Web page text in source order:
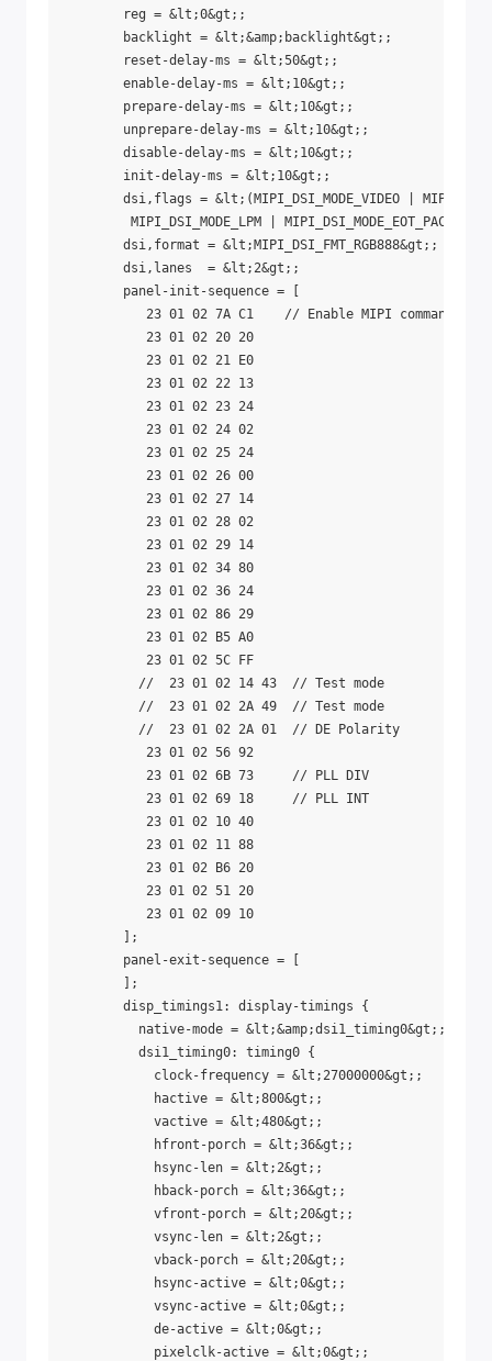
reg = &lt;0&gt;;
backlight = &lt;&amp;backlight&gt;;
reset-delay-ms = &lt;50&gt;;
enable-delay-ms = &lt;10&gt;;
prepare-delay-ms = &lt;10&gt;;
unprepare-delay-ms = &lt;10&gt;;
disable-delay-ms = &lt;10&gt;;
init-delay-ms = &lt;10&gt;;
dsi,flags = &lt;(MIPI_DSI_MODE_VIDEO |
MIPI_DSI_MODE_LPM |
dsi,format = &lt;MIPI_DSI_FMT_RGB888&gt;;
dsi,lanes  = &lt;2&gt;;
panel-init-sequence = [
23 01 02 7A C1    // Enable MIPI command
23 01 02 20 20
23 01 02 21 E0
23 01 02 22 13
23 01 02 23 24
23 01 02 24 02
23 01 02 25 24
23 01 02 26 00
23 01 02 27 14
23 01 02 28 02
23 01 02 29 14
23 01 02 34 80
23 01 02 36 24
23 01 02 86 29
23 01 02 B5 A0
23 01 02 5C FF
//  23 01 02 14 43  // Test mode
//  23 01 02 2A 49  // Test mode
//  23 01 02 2A 01  // DE Polarity
23 01 02 56 92
23 01 02 6B 73     // PLL DIV
23 01 02 69 18     // PLL INT
23 01 02 10 40
23 01 02 11 88
23 01 02 B6 20
23 01 02 51 20
23 01 02 09 10
];
panel-exit-sequence = [
];
disp_timings1: display-timings {
native-mode = &lt;&amp;dsi1_timing0&gt;;
dsi1_timing0: timing0 {
clock-frequency = &lt;27000000&gt;;
hactive = &lt;800&gt;;
vactive = &lt;480&gt;;
hfront-porch = &lt;36&gt;;
hsync-len = &lt;2&gt;;
hback-porch = &lt;36&gt;;
vfront-porch = &lt;20&gt;;
vsync-len = &lt;2&gt;;
vback-porch = &lt;20&gt;;
hsync-active = &lt;0&gt;;
vsync-active = &lt;0&gt;;
de-active = &lt;0&gt;;
pixelclk-active = &lt;0&gt;;